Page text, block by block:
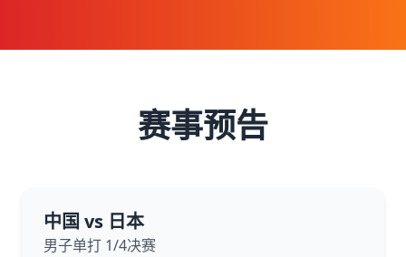
赛事预告
中国 vs 日本
男子单打 1/4决赛